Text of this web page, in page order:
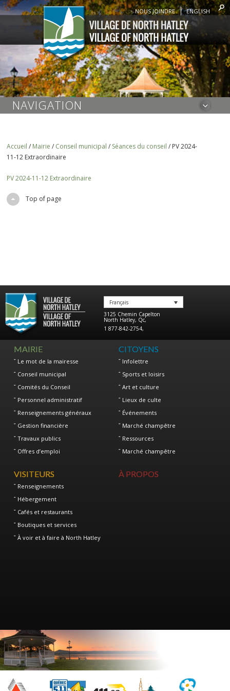
NOUS JOINDRE ENGLISH
NAVIGATION
Accueil / Mairie / Conseil municipal / Séances du conseil / PV 2024-
11-12 Extraordinaire
PV 2024-11-12 Extraordinaire
Top of page
Français
3125 Chemin Capelton
North Hatley, Qc,
1 877-842-2754,
MAIRIE
Le mot de la mairesse
Conseil municipal
Comités du Conseil
Personnel administratif
Renseignements généraux
Gestion financière
Travaux publics
Offres d’emploi
CITOYENS
Infolettre
Sports et loisirs
Art et culture
Lieux de culte
Événements
Marché champêtre
Ressources
Marché champêtre
VISITEURS
Renseignements
Hébergement
Cafés et restaurants
Boutiques et services
À voir et à faire à North Hatley
À PROPOS